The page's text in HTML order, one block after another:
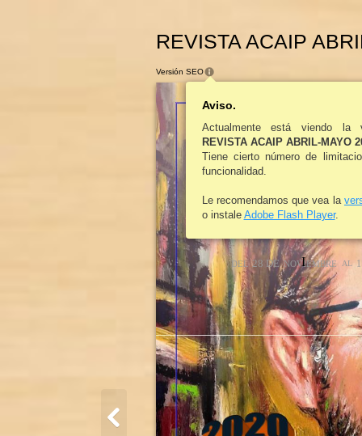
REVISTA ACAIP
DEL 28 DE NOVI
IEMBRE AL
Versión SEO
Aviso.
Actualmente está viendo la
REVISTA ACAIP ABRIL-MAYO
Tiene cierto número de
funcionalidad.
Le recomendamos que vea la
o instale Adobe Flash Player.